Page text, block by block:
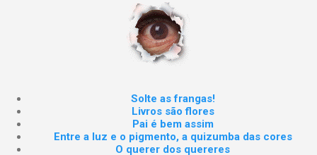
Solte as frangas!
Livros são flores
Pai é bem assim
Entre a luz e o pigmento, a quizumba das cores
O querer dos quereres